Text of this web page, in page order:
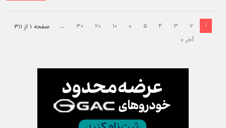
صفحه ۱ از ۳۱۱ ۱ ۲ ۳ ۴ ۵ » ۱۰ ۲۰ ۳۰
...
آخر »